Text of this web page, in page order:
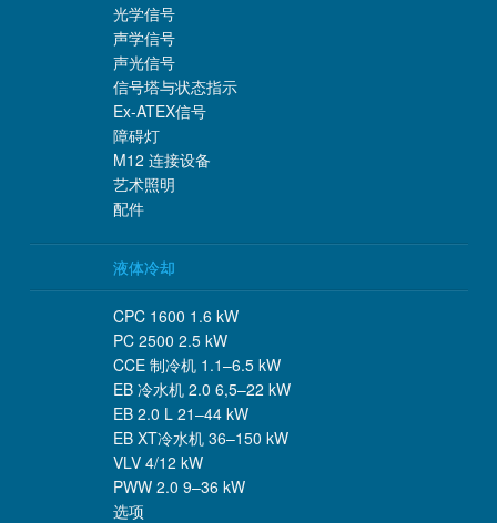
光学信号
声学信号
声光信号
信号塔与状态指示
Ex-ATEX信号
障碍灯
M12 连接设备
艺术照明
配件
液体冷却
CPC 1600 1.6 kW
PC 2500 2.5 kW
CCE 制冷机 1.1–6.5 kW
EB 冷水机 2.0 6,5–22 kW
EB 2.0 L 21–44 kW
EB XT冷水机 36–150 kW
VLV 4/12 kW
PWW 2.0 9–36 kW
选项